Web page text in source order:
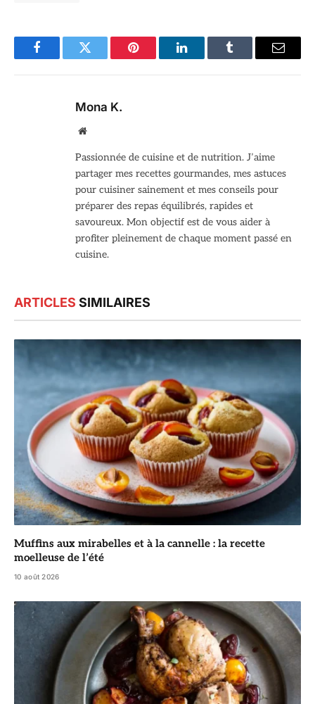
FacebookTwitter Pinterest LinkedInTumblr Email
Mona K.
Site
Passionnée de cuisine et de nutrition. J’aime
partager mes recettes gourmandes, mes astuces
pour cuisiner sainement et mes conseils pour
préparer des repas équilibrés, rapides et
savoureux. Mon objectif est de vous aider à
profiter pleinement de chaque moment passé en
cuisine.
ARTICLES SIMILAIRES
Muffins aux mirabelles et à la cannelle : la recette
moelleuse de l’été
10 août 2026